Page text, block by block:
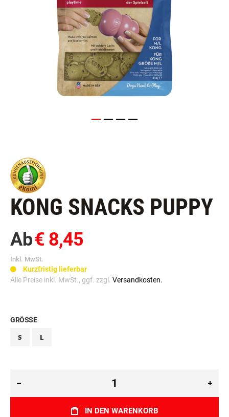
KONG SNACKS PUPPY
Ab€ 8,45
Inkl. MwSt.
Kurzfristig lieferbar
Alle Preise inkl. MwSt., ggf. zzgl. Versandkosten.
GRÖSSE
S L
IN DEN WARENKORB